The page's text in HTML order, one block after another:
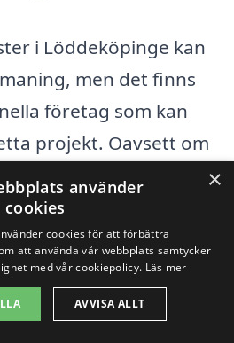
i Löddeköpinge kan
men det finns
företag som kan
projekt. Oavsett om
och slitna eller om
en ny fräschör, är det
yrkespersoner för
finns det många
till erfarna
×
använder
cookies
cookies för att förbättra
att använda vår webbplats samtycker
med vår cookiepolicy. Läs mer
AVVISA ALLT